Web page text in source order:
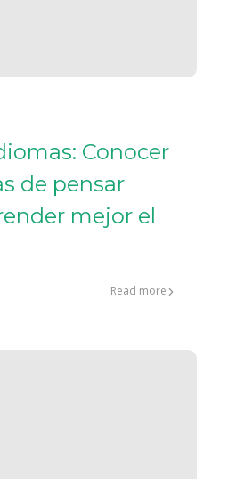
Conocer
de pensar
mejor el
Read more